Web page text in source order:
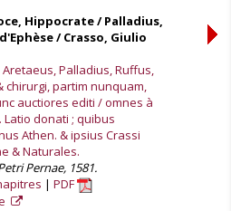
Hippocrate / Palladius,
/ Crasso, Giulio
Palladius, Ruffus,
chirurgi, partim nunquam,
auctiores editi / omnes à
Latio donati ; quibus
Athen. & ipsius Crassi
& Naturales.
Pernae, 1581.
PDF